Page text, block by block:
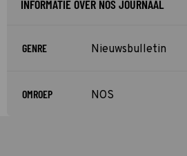
INFORMATIE OVER NOS JOURNAAL
GENRE Nieuwsbulletin
OMROEP NOS